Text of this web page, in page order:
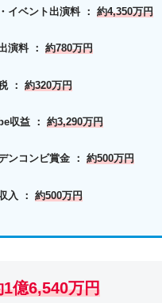
イベント出演料 ： 約4,350万円
演料 ： 約780万円
： 約320万円
収益 ： 約3,290万円
ンコンビ賞金 ： 約500万円
入 ： 約500万円
1億6,540万円